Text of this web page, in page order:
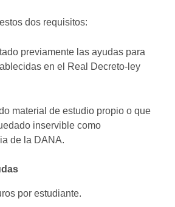
dos requisitos:
previamente las ayudas para
en el Real Decreto-ley
material de estudio propio o que
inservible como
de la DANA.
por estudiante.